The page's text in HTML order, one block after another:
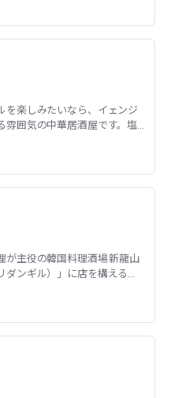
を楽しみたいなら、イェンジ
雰囲気の中華居酒屋です。塩
が主役の韓国料理酒場 新龍山
ダンギル）」に店を構える